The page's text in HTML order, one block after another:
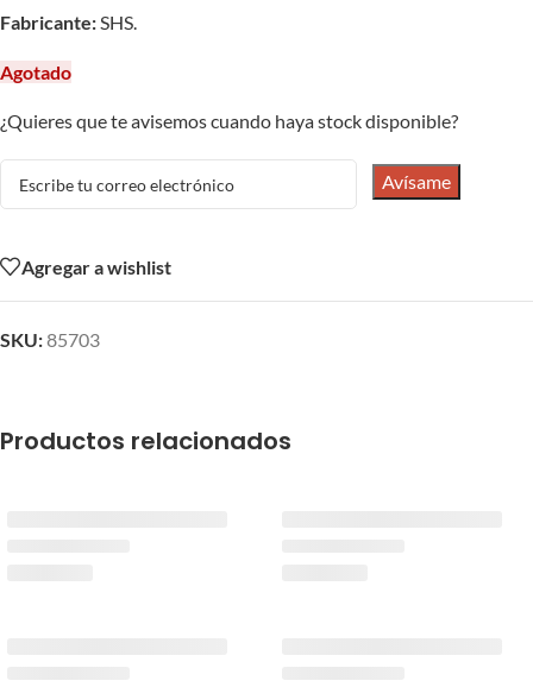
Fabricante:SHS.
Agotado
¿Quieres que te avisemos cuando haya stock disponible?
Avísame
Agregar a wishlist
SKU:85703
Productos relacionados